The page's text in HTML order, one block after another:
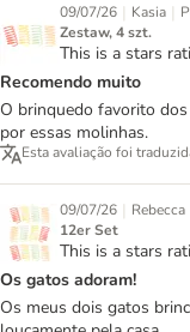
09/07/26 | Kasia |
Zestaw, 4 szt.
This is a stars
Recomendo muito
O brinquedo favorito
por essas molinhas.
Esta avaliação foi
09/07/26 | Rebecca
12er Set
This is a stars
Os gatos adoram!
Os meus dois gatos